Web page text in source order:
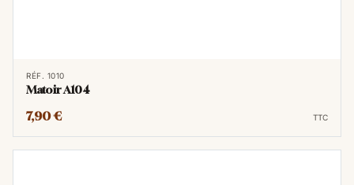
RÉF. 1010
Matoir A104
7,90 € TTC